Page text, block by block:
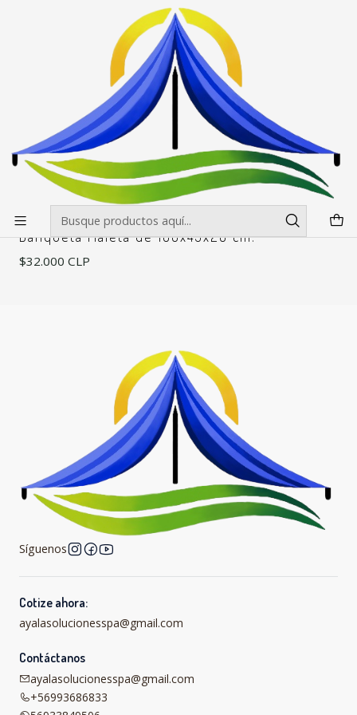
Envíos gratis desde $500.000 en Santiago
Mesas, manteles y sillas Sillas y banquetas
Banqueta para mesa maleta de 180x43x28 cm.
Banqueta para mesa maleta de
180x43x28 cm.
Filtros
Banqueta Maleta de 180x43x28 cm.
$32.000 CLP
Síguenos
Cotize ahora:
ayalasolucionesspa@gmail.com
Contáctanos
ayalasolucionesspa@gmail.com
+56993686833